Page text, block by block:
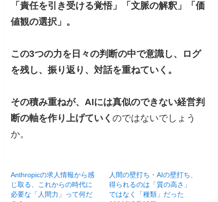
「責任を引き受ける覚悟」「文脈の解釈」「価
値観の選択」。
この3つの力を日々の判断の中で意識し、ログ
を残し、振り返り、対話を重ねていく。
その積み重ねが、AIには真似のできない経営判
断の軸を作り上げていくのではないでしょう
か。
Anthropicの求人情報から感
じ取る、これからの時代に
必要な「人間力」って何だ
人間の壁打ち・AIの壁打ち、
得られるのは「質の高さ」
ではなく「種類」だった